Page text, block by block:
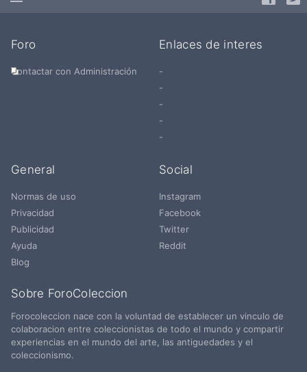
Foro
Contactar con Administración
Enlaces de interes
-
-
-
-
-
General
Normas de uso
Privacidad
Publicidad
Ayuda
Blog
Social
Instagram
Facebook
Twitter
Reddit
Sobre ForoColeccion
Forocoleccion nace con la voluntad de establecer un vinculo de
colaboracion entre coleccionistas de todo el mundo y compartir
experiencias en el mundo del arte, las antiguedades y el
coleccionismo.